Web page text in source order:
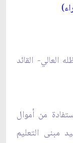
العالي- القائد
من أموال
مبنى التعليم